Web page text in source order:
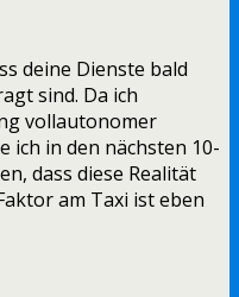
deine Dienste bald
sind. Da ich
vollautonomer
ich in den nächsten 10-
dass diese Realität
am Taxi ist eben